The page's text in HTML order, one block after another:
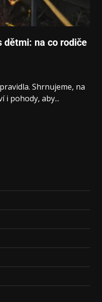
dětmi: na co rodiče
Shrnujeme, na
i pohody, aby...